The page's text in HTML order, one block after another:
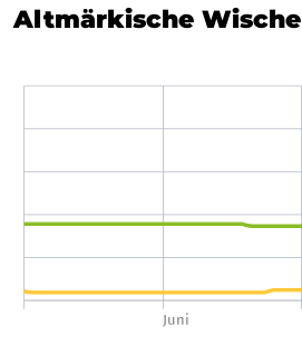
Altmärkische Wische